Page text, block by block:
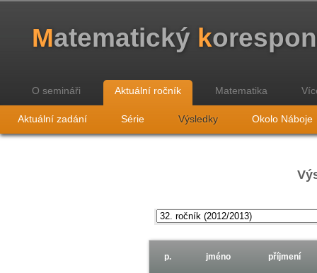
Matematický k
O semináři Aktuální ročník Matematika
Aktuální zadání Série Výsledky Okolo Náboje
p. jméno příjmení